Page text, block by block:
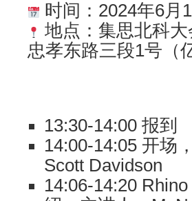
时间：2024年6月
地点：集思北科
忠孝东路三段1号（
13:30-14:00 报到
14:00-14:05 开场
Scott Davidson
14:06-14:20